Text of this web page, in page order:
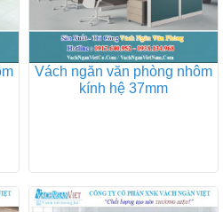
Vách ngăn văn phòng nhôm
kính hệ 37mm